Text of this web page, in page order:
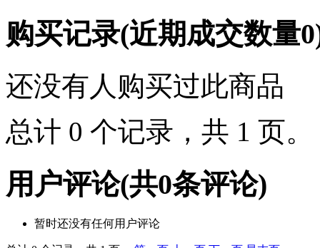
购买记录(近期成交数量0
还没有人购买过此商品
总计 0 个记录，共 1 页。
用户评论(共0条评论)
暂时还没有任何用户评论